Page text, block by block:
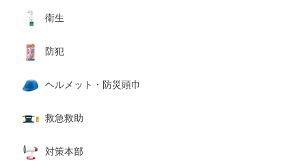
衛生
防犯
ヘルメット・防災頭巾
救急救助
対策本部